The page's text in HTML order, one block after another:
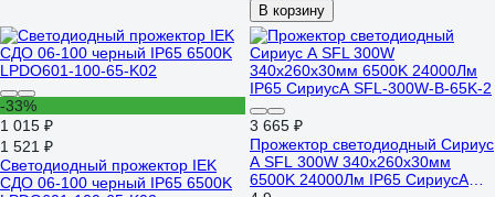
В корзину
-33%
1 015 ₽
1 521 ₽
Светодиодный прожектор IEK
СДО 06-100 черный IP65 6500K
3 665 ₽
Прожектор светодиодный Сириус
А SFL 300W 340x260x30мм
6500K 24000Лм IP65 СириусА